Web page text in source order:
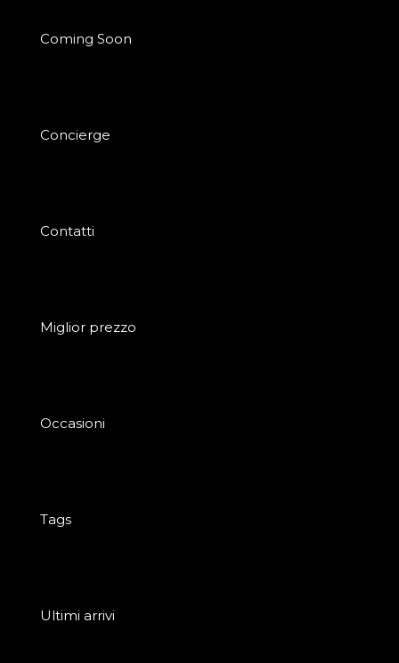
Coming Soon
Concierge
Contatti
Miglior prezzo
Occasioni
Tags
Ultimi arrivi